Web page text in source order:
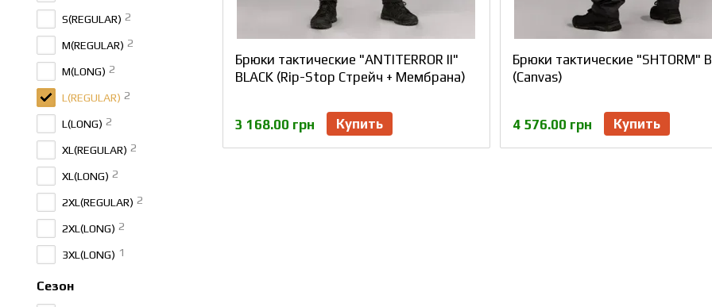
Брюки тактические "ANTITERROR II"
BLACK (Rip-Stop Стрейч + Мембрана)
3 168.00 грн Купить
Брюки тактические "SHTORM"
(Canvas)
4 576.00 грн Купить
S(REGULAR) 2
M(REGULAR) 2
M(LONG) 2
L(REGULAR) 2
L(LONG) 2
XL(REGULAR) 2
XL(LONG) 2
2XL(REGULAR) 2
2XL(LONG) 2
3XL(LONG) 1
Сезон